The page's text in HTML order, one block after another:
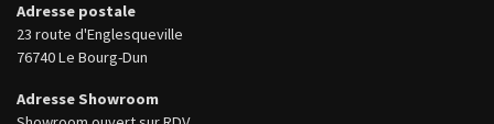
Adresse postale
23 route d'Englesqueville
76740 Le Bourg-Dun
Adresse Showroom